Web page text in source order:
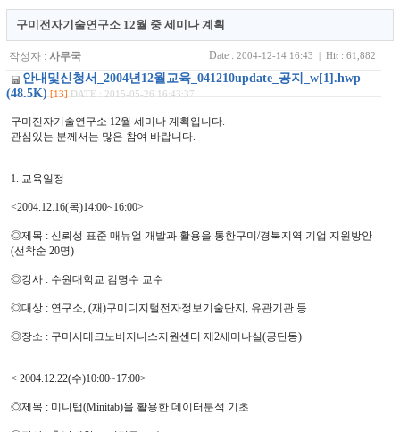
구미전자기술연구소 12월 중 세미나 계획
작성자 : 사무국 Date : 2004-12-14 16:43 | Hit : 61,882
안내및신청서_2004년12월교육_041210update_공지_w[1].hwp
(48.5K) [13] DATE : 2015-05-26 16:43:37
구미전자기술연구소 12월 세미나 계획입니다.
관심있는 분께서는 많은 참여 바랍니다.
1. 교육일정
<2004.12.16(목)14:00~16:00>
◎제목 : 신뢰성 표준 매뉴얼 개발과 활용을 통한구미/경북지역 기업 지원방안
(선착순 20명)
◎강사 : 수원대학교 김명수 교수
◎대상 : 연구소, (재)구미디지털전자정보기술단지, 유관기관 등
◎장소 : 구미시테크노비지니스지원센터 제2세미나실(공단동)
< 2004.12.22(수)10:00~17:00>
◎제목 : 미니탭(Minitab)을 활용한 데이터분석 기초